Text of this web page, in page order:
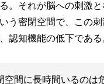
。それが脳への刺激
う密閉空間で、この
認知機能の低下である
空間に長時間いるのは